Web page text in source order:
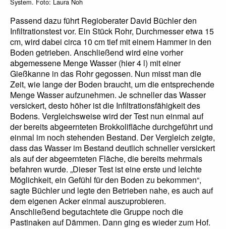
System. Foto: Laura Noh
Passend dazu führt Regioberater David Büchler den
Infiltrationstest vor. Ein Stück Rohr, Durchmesser etwa 15
cm, wird dabei circa 10 cm tief mit einem Hammer in den
Boden getrieben. Anschließend wird eine vorher
abgemessene Menge Wasser (hier 4 l) mit einer
Gießkanne in das Rohr gegossen. Nun misst man die
Zeit, wie lange der Boden braucht, um die entsprechende
Menge Wasser aufzunehmen. Je schneller das Wasser
versickert, desto höher ist die Infiltrationsfähigkeit des
Bodens. Vergleichsweise wird der Test nun einmal auf
der bereits abgeernteten Brokkolifläche durchgeführt und
einmal im noch stehenden Bestand. Der Vergleich zeigte,
dass das Wasser im Bestand deutlich schneller versickert
als auf der abgeernteten Fläche, die bereits mehrmals
befahren wurde. „Dieser Test ist eine erste und leichte
Möglichkeit, ein Gefühl für den Boden zu bekommen“,
sagte Büchler und legte den Betrieben nahe, es auch auf
dem eigenen Acker einmal auszuprobieren.
Anschließend begutachtete die Gruppe noch die
Pastinaken auf Dämmen. Dann ging es wieder zum Hof.